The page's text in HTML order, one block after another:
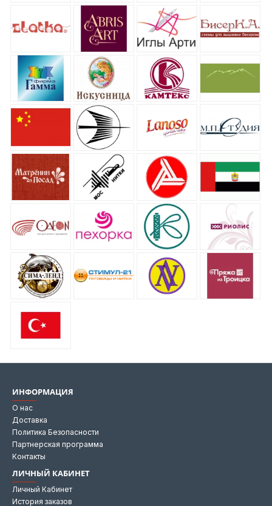
ИНФОРМАЦИЯ
О нас
Доставка
Политика Безопасности
Партнерская программа
Контакты
ЛИЧНЫЙ КАБИНЕТ
Личный Кабинет
История заказов